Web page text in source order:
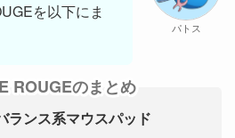
を以下にま
パトス
ROUGEのまとめ
ランス系マウスパッド